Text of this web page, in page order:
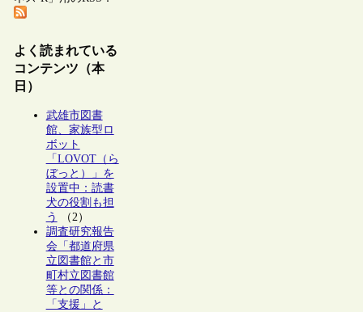
よく読まれている
コンテンツ（本
日）
武雄市図書
館、家族型ロ
ボット
「LOVOT（ら
ぼっと）」を
設置中：読書
犬の役割も担
う
（2）
調査研究報告
会「都道府県
立図書館と市
町村立図書館
等との関係：
「支援」と